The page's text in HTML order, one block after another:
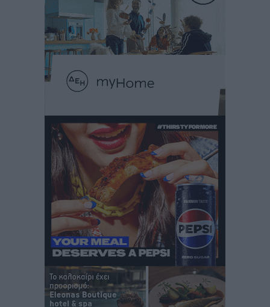
Κικίλιας: Μειώθηκαν κατά 34% οι μεταναστευτικές
ροές στα θαλάσσια σύνορα
Ειδήσεις• πριν 12 ώρες
Κως: Γερμανός τουρίστας κέρδισε αποζημίωση 900
ευρώ επειδή δεν βρήκε ξαπλώστρες στις
Τοπικές Ειδήσεις• πριν 12 ώρες
Ο γεωεντοπισμός μέσω 112 «έσωσε» Δανό περιπατητή
στη Ρόδο
Τοπικές Ειδήσεις• πριν 12 ώρες
Σύμη: Ανασύρθηκε σορός άνδρα – Εξετάζεται αν είναι
ο 8ος Γερμανός που αγνοούνταν μετά την παράσυρσή
ιστιοφόρου
Τοπικές Ειδήσεις• πριν 12 ώρες
Ερώτηση στην Ευρωπαϊκή Επιτροπή για τις
αλλεπάλληλες πυρκαγιές που ξεσπούν από μονάδες